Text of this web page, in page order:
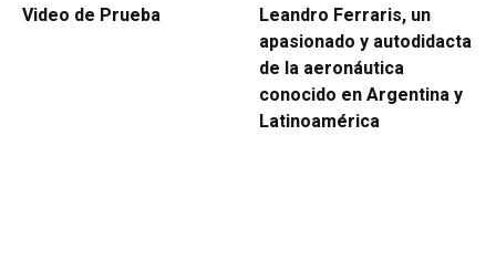
Video de Prueba
Leandro Ferraris, un
apasionado y autodidacta
de la aeronáutica
conocido en Argentina y
Latinoamérica